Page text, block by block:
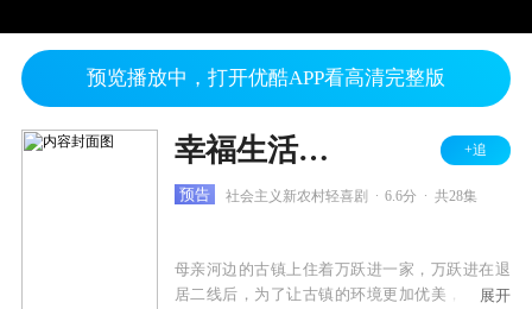
预览播放中，打开优酷APP看高清完整版
幸福生活万年长 +追
预告 社会主义新农村轻喜剧 6.6分 共28集
母亲河边的古镇上住着万跃进一家，万跃进在退
居二线后，为了让古镇的环境更加优美，承担起
展开